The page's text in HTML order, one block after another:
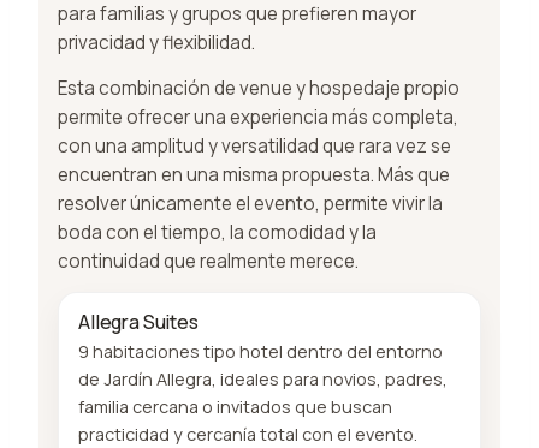
para familias y grupos que prefieren mayor
privacidad y flexibilidad.
Esta combinación de venue y hospedaje propio
permite ofrecer una experiencia más completa,
con una amplitud y versatilidad que rara vez se
encuentran en una misma propuesta. Más que
resolver únicamente el evento, permite vivir la
boda con el tiempo, la comodidad y la
continuidad que realmente merece.
Allegra Suites
9 habitaciones tipo hotel dentro del entorno
de Jardín Allegra, ideales para novios, padres,
familia cercana o invitados que buscan
practicidad y cercanía total con el evento.